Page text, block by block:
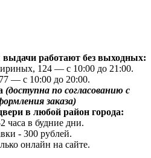
работают без выходных:
124 — с 10:00 до 21:00.
— с 10:00 до 20:00.
(доступна по согласованию с
заказа)
в любой район города:
часа в будние дни.
- 300 рублей.
онлайн на сайте.